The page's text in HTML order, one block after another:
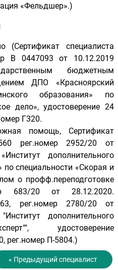
«Фельдшер».)
(Сертификат специалиста
В 0447093 от 10.12.2019
бюджетным
ДПО «Красноярский
образования» по
дело», удостоверение 24
Г320.
помощь, Сертификат
рег.номер 2952/20 от
«Институт дополнительного
по специальности «Скорая и
о профф.переподготовке
683/20 от 28.12.2020.
рег.номер 2780/20 от
дополнительного
удостоверение
рег.номер П-5804.)
« Предыдущий специалист